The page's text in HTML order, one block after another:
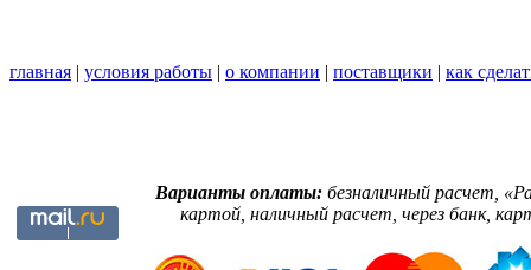
главная | условия работы | о компании | поставщики | как
Варианты оплаты: безналичный расчет,
картой, наличный расчет, через банк,